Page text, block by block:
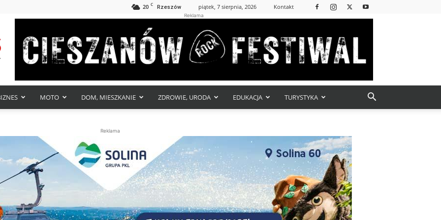
20 C Rzeszów piątek, 7 sierpnia, 2026 Kontakt
Reklama
MOTO DOM, MIESZKANIE ZDROWIE, URODA EDUKACJA TURYSTYKA
Reklama